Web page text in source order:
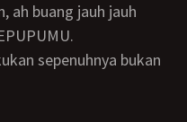
ah buang jauh jauh